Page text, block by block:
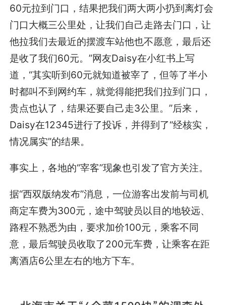
60元拉到门口，结果把我们两大两小扔到离灯会
门口大概三公里处，让我们自己走路去门口，让
他拉我们去最近的摆渡车站他也不愿意，最后还
是收了我们60元。”网友Daisy在小红书上写
道，“其实听到60元就知道被宰了，但等了半小
时都叫不到网约车，就觉得能把我们拉到门口，
贵点也认了，结果还要自己走3公里。”后来，
Daisy在12345进行了投诉，并得到了“经核实，
情况属实”的结果。
事实上，各地的“宰客”现象也引发了官方关注。
据“西双版纳发布”消息，一位游客出发前与司机
商定车费为300元，途中驾驶员以目的地较远、
路程不熟悉为由，要求加价100元，乘客不同
意，最后驾驶员收取了200元车费，让乘客在距
离酒店6公里左右的地方下车。